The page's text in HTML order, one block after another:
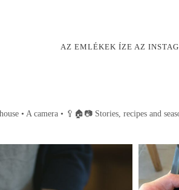
AZ EMLÉKEK ÍZE AZ
• A camera • 🥄🏠📷Stories, recipes and